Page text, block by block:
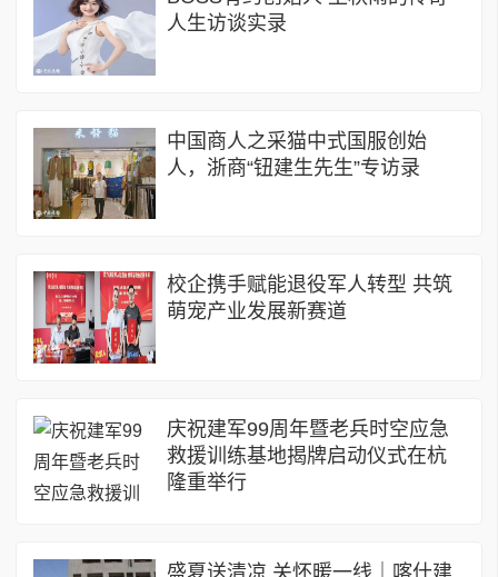
人生访谈实录
中国商人之采猫中式国服创始
人，浙商“钮建生先生”专访录
校企携手赋能退役军人转型 共筑
萌宠产业发展新赛道
庆祝建军99周年暨老兵时空应急
救援训练基地揭牌启动仪式在杭
隆重举行